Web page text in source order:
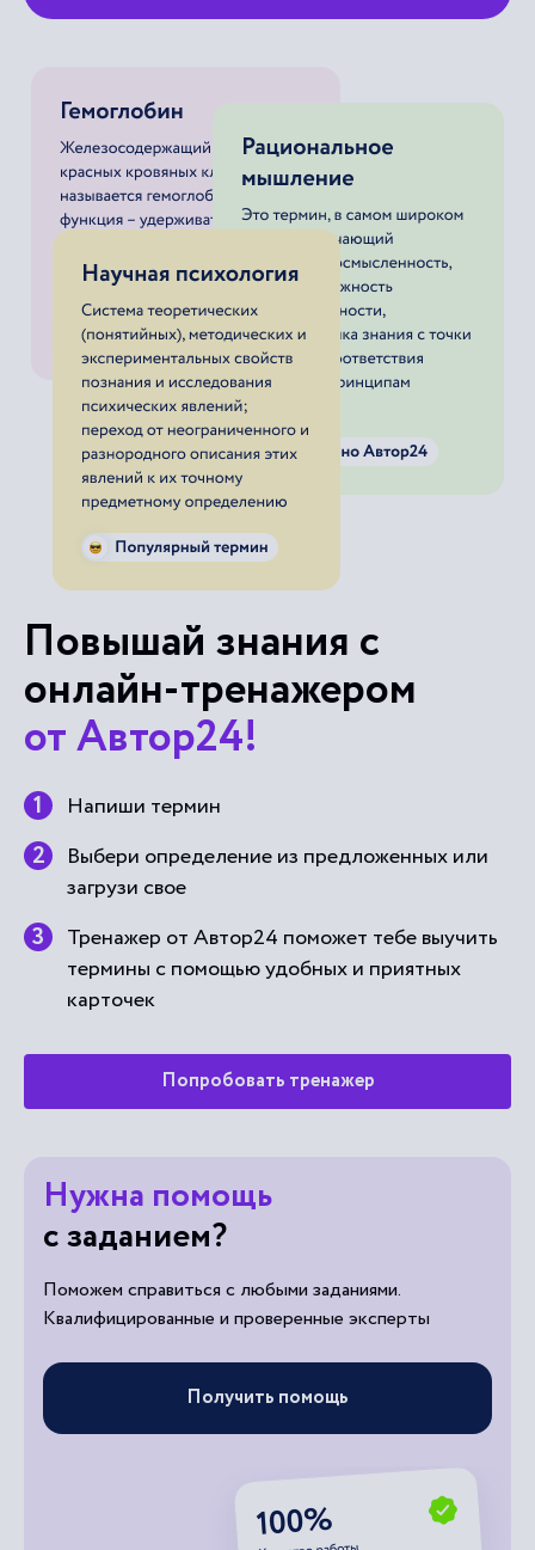
Повышай знания с
онлайн-тренажером
от Автор24!
Напиши термин
Выбери определение из предложенных или
загрузи свое
Тренажер от Автор24 поможет тебе выучить
термины с помощью удобных и приятных
карточек
Попробовать тренажер
Нужна помощь
с заданием?
Поможем справиться с любыми заданиями.
Квалифицированные и проверенные эксперты
Получить помощь